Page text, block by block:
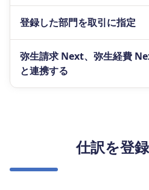
登録した部門を取引に指定
弥生請求 Next、弥生経費
と連携する
仕訳を登